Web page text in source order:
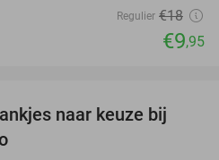
Regulier €18
€9,95
45%
naar keuze bij